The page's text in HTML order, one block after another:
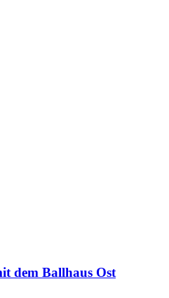
dem Ballhaus Ost